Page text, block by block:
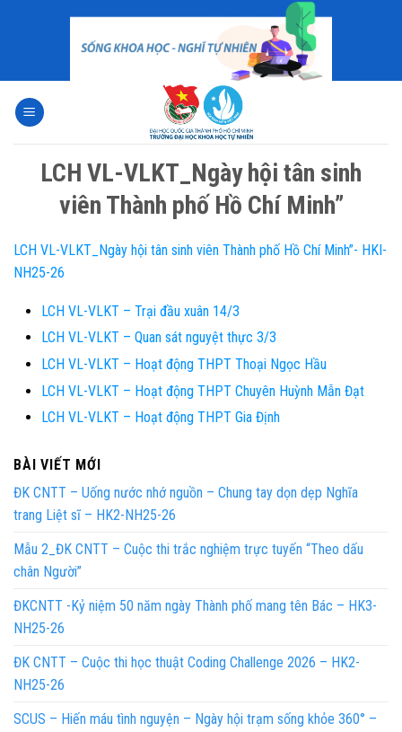
LCH VL-VLKT_Ngày hội tân sinh
viên Thành phố Hồ Chí Minh”
LCH VL-VLKT_Ngày hội tân sinh viên Thành phố Hồ Chí Minh”- HKI-
NH25-26
LCH VL-VLKT – Trại đầu xuân 14/3
LCH VL-VLKT – Quan sát nguyệt thực 3/3
LCH VL-VLKT – Hoạt động THPT Thoại Ngọc Hầu
LCH VL-VLKT – Hoạt động THPT Chuyên Huỳnh Mẫn Đạt
LCH VL-VLKT – Hoạt động THPT Gia Định
BÀI VIẾT MỚI
ĐK CNTT – Uống nước nhớ nguồn – Chung tay dọn dẹp Nghĩa
trang Liệt sĩ – HK2-NH25-26
Mẫu 2_ĐK CNTT – Cuộc thi trắc nghiệm trực tuyến “Theo dấu
chân Người”
ĐKCNTT -Kỷ niệm 50 năm ngày Thành phố mang tên Bác – HK3-
NH25-26
ĐK CNTT – Cuộc thi học thuật Coding Challenge 2026 – HK2-
NH25-26
SCUS – Hiến máu tình nguyện – Ngày hội trạm sống khỏe 360° –